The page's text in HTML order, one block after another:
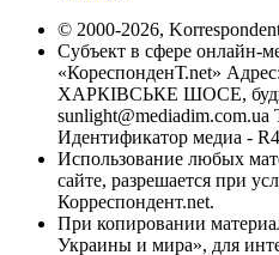
© 2000-2026,
Субъект в сфере онлайн-
«КореспонденТ.net»
ХАРКІВСЬКЕ ШОСЕ,
sunlight@mediadim.com.ua
Идентификатор медиа -
Использование любых
сайте, разрешается при
Корреспондент.net.
При копировании
Украины и мира», для